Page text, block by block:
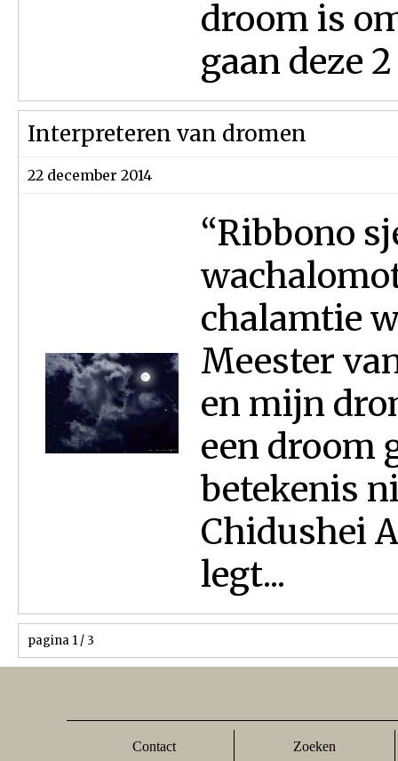
droom is
gaan deze
Interpreteren van dromen
22 december 2014
“Ribbono
chalamtie
Meester
en mijn
een droom
betekenis
Chidushei
legt...
pagina 1 / 3
Contact Zoeken